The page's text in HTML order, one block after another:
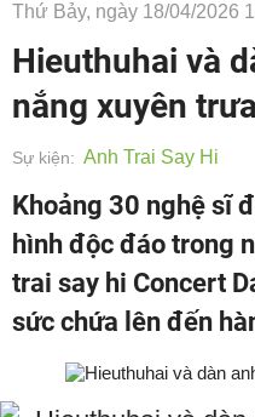
Thứ Bảy, ngày 18/04/2026
Hieuthuhai và
nắng xuyên trưa
Sự kiện: Anh Trai Say Hi
Khoảng 30 nghệ sĩ
hình độc đáo trong
trai say hi Concert
sức chứa lên đến